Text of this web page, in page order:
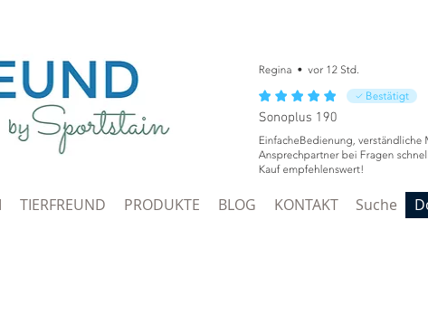
TIERFREUND PRODUKTE BLOG KONTAKT Suche